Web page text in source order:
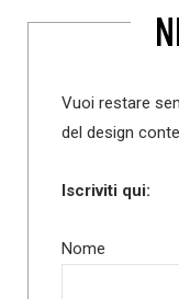
Vuoi restare
del design
Iscriviti qui:
Nome